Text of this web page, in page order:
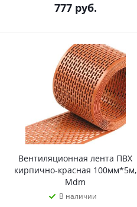
777руб.
Вентиляционная лента ПВХ
кирпично-красная 100мм*5м,
Mdm
В наличии